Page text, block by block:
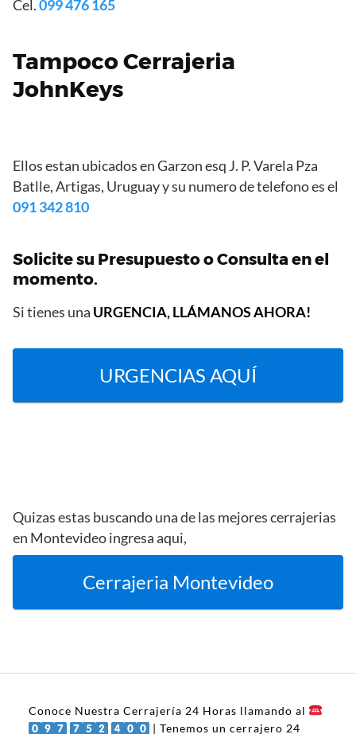
Cel.099 476 165
Tampoco Cerrajeria
JohnKeys
Ellos estan ubicados en Garzon esq J. P. Varela Pza
Batlle, Artigas, Uruguay y su numero de telefono es el
091 342 810
Solicite su Presupuesto o Consulta en el
momento.
Si tienes una URGENCIA, LLÁMANOS AHORA!
URGENCIAS AQUÍ
Quizas estas buscando una de las mejores cerrajerias
en Montevideo ingresa aqui,
Cerrajeria Montevideo
Conoce Nuestra Cerrajería 24 Horas llamando al
| Tenemos un cerrajero 24